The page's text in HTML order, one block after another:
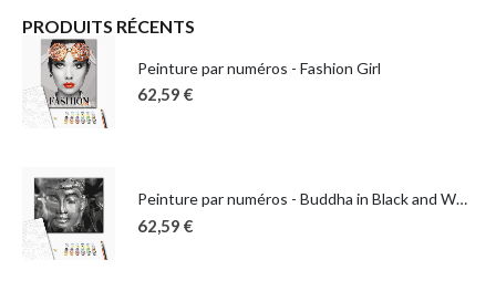
PRODUITS RÉCENTS
Peinture par numéros - Fashion Girl
62,59 €
Peinture par numéros - Buddha in Black and White
62,59 €